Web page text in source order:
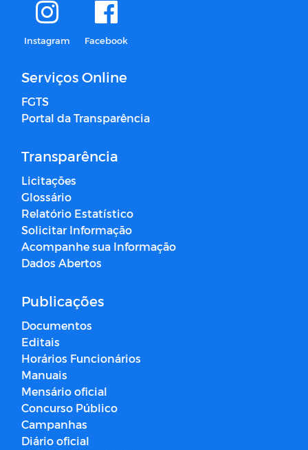
Instagram Facebook
Serviços Online
FGTS
Portal da Transparência
Transparência
Licitações
Glossário
Relatório Estatístico
Solicitar Informação
Acompanhe sua Informação
Dados Abertos
Publicações
Documentos
Editais
Horários Funcionários
Manuais
Mensário oficial
Concurso Público
Campanhas
Diário oficial